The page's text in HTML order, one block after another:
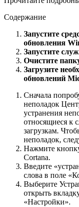
Содержание
Запустите
обновления
Запустите
Очистите
Загрузите
обновлений
Сначала
неполадок
устранения
относящиеся к
загрузкам.
неполадок,
Нажмите
Cortana.
Введите
слова в поле
Выберите
открыть
«Настройки».